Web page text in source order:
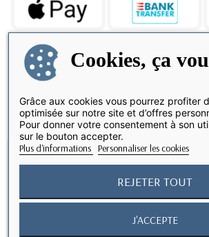
Partager
Description
Système très fonctionnel permettant
Cookies, ça
Grâce aux cookies vous pourrez profiter
optimisée sur notre site et d’offres
Pour donner votre consentement à son
sur le bouton accepter.
Plus d'informations Personnaliser les cookies
REJETER TOUT
J'ACCEPTE